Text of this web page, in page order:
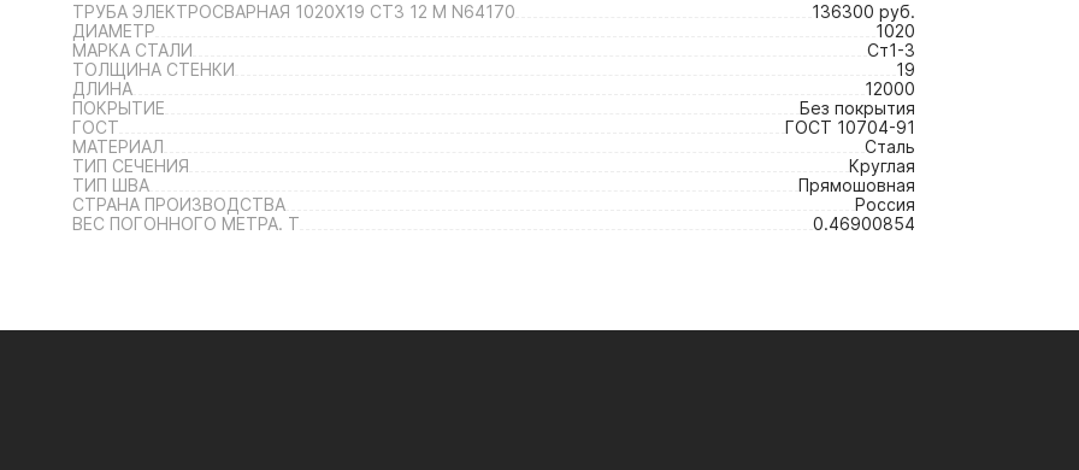
ТРУБА ЭЛЕКТРОСВАРНАЯ 1020Х19 СТ3 12 М N64170
136300 руб.
ДИАМЕТР
1020
МАРКА СТАЛИ
Ст1-3
ТОЛЩИНА СТЕНКИ
19
ДЛИНА
12000
ПОКРЫТИЕ
Без покрытия
ГОСТ
ГОСТ 10704-91
МАТЕРИАЛ
Сталь
ТИП СЕЧЕНИЯ
Круглая
ТИП ШВА
Прямошовная
СТРАНА ПРОИЗВОДСТВА
Россия
ВЕС ПОГОННОГО МЕТРА. Т
0.46900854